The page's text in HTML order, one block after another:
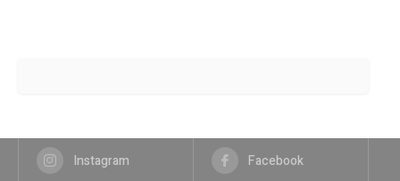
Instagram Facebook